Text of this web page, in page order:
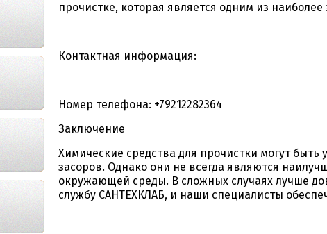
прочистке, которая является одним из
Контактная информация:
Номер телефона: +79212282364
Заключение
Химические средства для прочистки могут
засоров. Однако они не всегда являются
окружающей среды. В сложных случаях лучше
службу САНТЕХКЛАБ, и наши специалисты